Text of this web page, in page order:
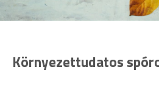
Környezettudatos